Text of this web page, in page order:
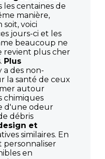
centaines de
manière,
voici
jours-ci et les
beaucoup ne
revient plus cher
Plus
a des non-
la santé de ceux
autour
chimiques
d'une odeur
débris
et
similaires. En
personnaliser
en